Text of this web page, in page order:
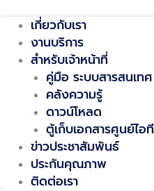
เกี่ยวกับเรา
งานบริการ
สำหรับเจ้าหน้าที่
คู่มือ ระบบสารสนเทศ
คลังความรู้
ดาวน์โหลด
ตู้เก็บเอกสารศูนย์ไอที
ข่าวประชาสัมพันธ์
ประกันคุณภาพ
ติดต่อเรา